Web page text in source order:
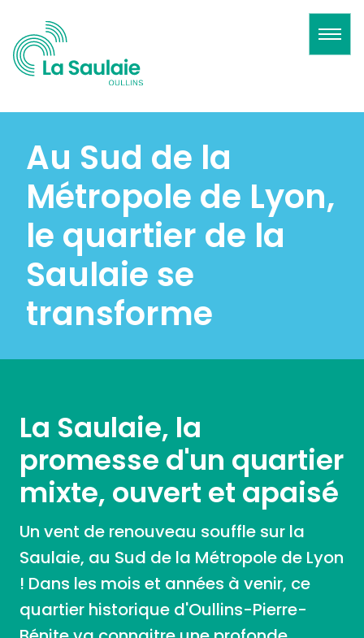
Au Sud de la
Métropole de Lyon,
le quartier de la
Saulaie se
transforme
La Saulaie, la
promesse d'un quartier
mixte, ouvert et apaisé
Un vent de renouveau souffle sur la
Saulaie, au Sud de la Métropole de Lyon
! Dans les mois et années à venir, ce
quartier historique d'Oullins-Pierre-